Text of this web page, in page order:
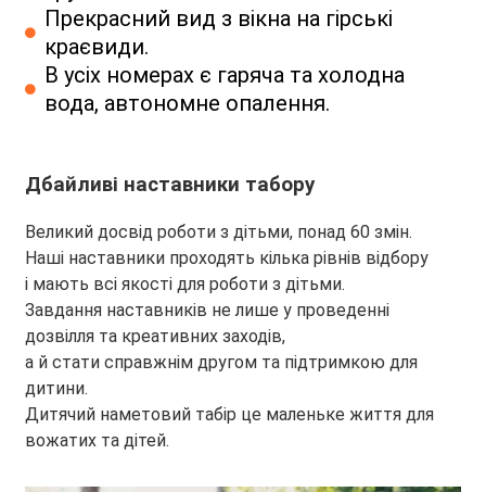
Прекрасний вид з вікна на гірські
краєвиди.
В усіх номерах є гаряча та холодна
вода, автономне опалення.
Дбайливі наставники табору
Великий досвід роботи з дітьми, понад 60 змін.
Наші наставники проходять кілька рівнів відбору
і мають всі якості для роботи з дітьми.
Завдання наставників не лише у проведенні
дозвілля та креативних заходів,
а й стати справжнім другом та підтримкою для
дитини.
Дитячий наметовий табір це маленьке життя для
вожатих та дітей.